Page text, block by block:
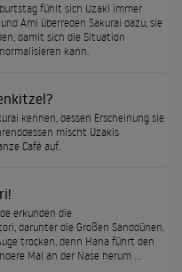
fühlt sich Uzaki immer
Ami überreden Sakurai dazu, sie
damit sich die Situation
kann.
kennen, dessen Erscheinung sie
mischt Uzakis
Café auf.
erkunden die
darunter die Großen Sanddünen.
trocken, denn Hana führt den
Mal an der Nase herum …